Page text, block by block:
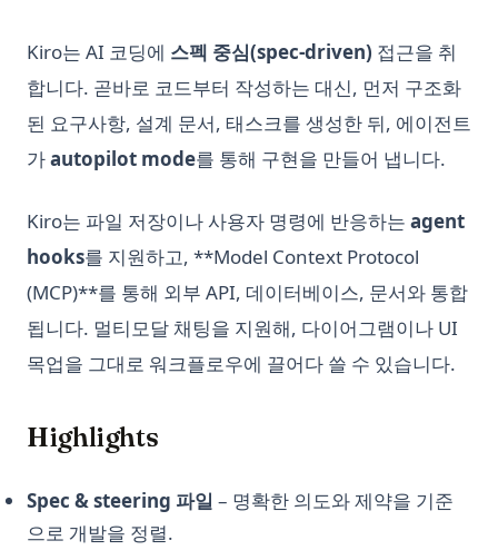
What is Do Nothing in Python? Understanding The Pass
Statement
What is Scikit-Learn: The Must-Have Machine Learning
Anaconda Compared
Windows, Mac, Linux 및 가상환경에서 Python 업그레이드하는
방법
Zen of Python: All 19 Principles Explained with Examples
PySpark
[설명] Python, Pandas, PySpark에서 데이터프레임을 그룹화하
Kiro는 AI 코딩에 스펙 중심(spec-driven) 접근을 취
합니다. 곧바로 코드부터 작성하는 대신, 먼저 구조화
된 요구사항, 설계 문서, 태스크를 생성한 뒤, 에이전트
가autopilot mode를 통해 구현을 만들어 냅니다.
Kiro는 파일 저장이나 사용자 명령에 반응하는 agent
hooks를 지원하고, **Model Context Protocol
(MCP)**를 통해 외부 API, 데이터베이스, 문서와 통합
됩니다. 멀티모달 채팅을 지원해, 다이어그램이나 UI
목업을 그대로 워크플로우에 끌어다 쓸 수 있습니다.
Highlights
Spec & steering 파일 – 명확한 의도와 제약을 기준
으로 개발을 정렬.